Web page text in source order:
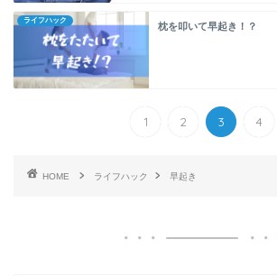
ライフハック
枕を叩いて早起き！？
1 2 3 4
HOME ライフハック 早起き